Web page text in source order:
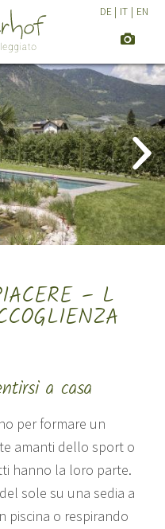
DE | IT | EN
– L
a casa
per formare un
amanti dello sport o
hanno la loro parte.
sole su una sedia a
piscina o respirando